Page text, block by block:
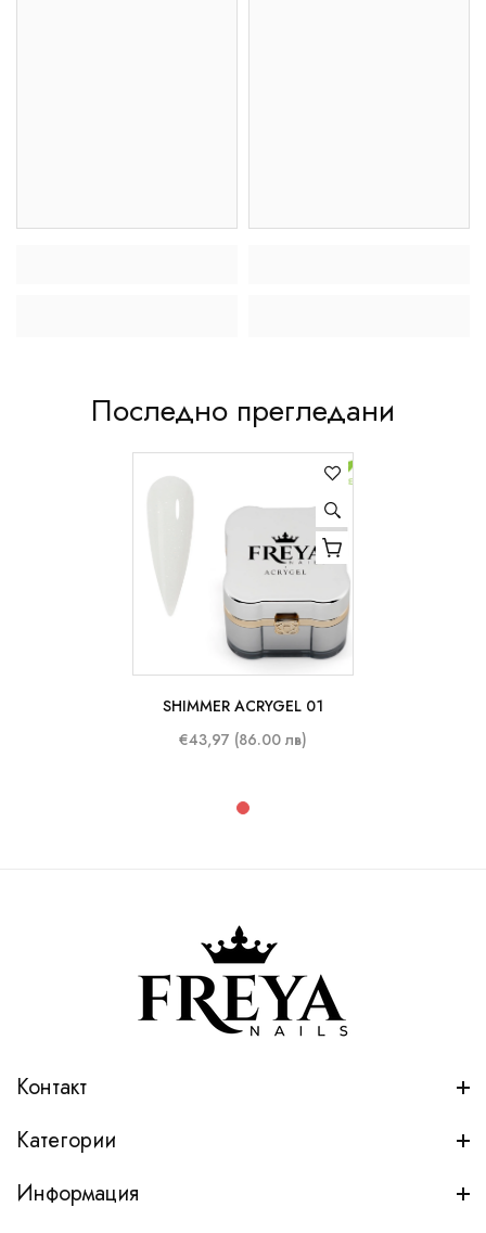
Последно прегледани
50 ml
SHIMMER ACRYGEL 01
€43,97 (86.00 лв)
Контакт
Категории
Информация